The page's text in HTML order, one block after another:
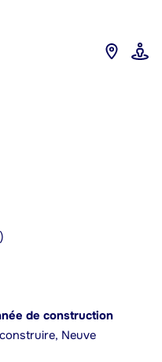
de construction
Neuve